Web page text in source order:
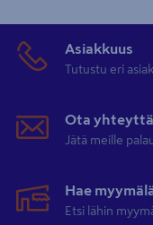
Asiakkuus
Tutustu eri
Ota yhteyttä
Jätä meille
Hae
Etsi lähin